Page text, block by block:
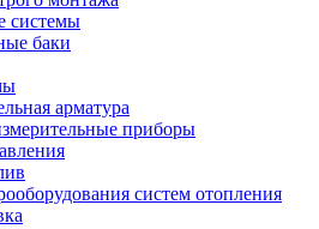
системы
баки
арматура
приборы
систем отопления